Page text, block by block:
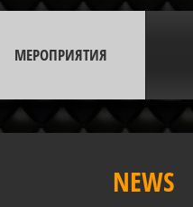
МЕРОПРИЯТИЯ
NEWS